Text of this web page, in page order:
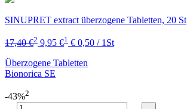
SINUPRET extract überzogene Tabletten, 20 St
17,40 €2 9,95 €1 € 0,50 / 1St
Überzogene Tabletten
Bionorica SE
-43%2